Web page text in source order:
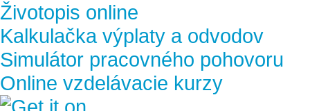
Životopis online
Kalkulačka výplaty a odvodov
Simulátor pracovného pohovoru
Online vzdelávacie kurzy